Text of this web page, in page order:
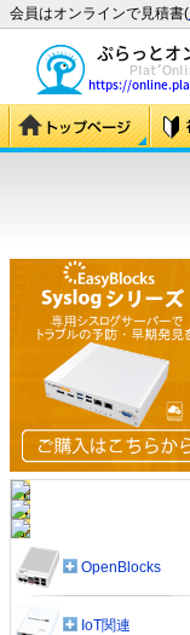
会員はオンラインで見積書(
OpenBlocks
IoT関連